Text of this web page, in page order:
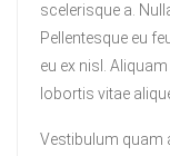
scelerisque a.
Pellentesque eu
eu ex nisl.
lobortis vitae
Vestibulum quam